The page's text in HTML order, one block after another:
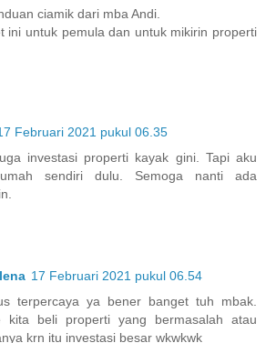
ciamik dari mba Andi.
ini untuk pemula dan untuk mikirin properti
Februari 2021 pukul 06.35
investasi properti kayak gini. Tapi aku
sendiri dulu. Semoga nanti ada
17 Februari 2021 pukul 06.54
terpercaya ya bener banget tuh mbak.
kita beli properti yang bermasalah atau
krn itu investasi besar wkwkwk